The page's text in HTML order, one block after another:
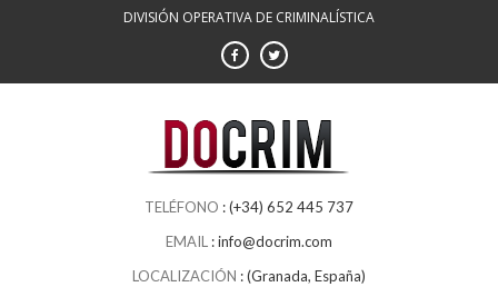
DIVISIÓN OPERATIVA DE CRIMINALÍSTICA
(+34) 652 445 737
info@docrim.com
(Granada, España)